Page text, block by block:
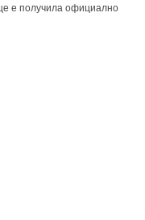
е получила официално